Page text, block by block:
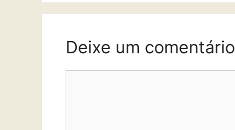
Deixe um comentário